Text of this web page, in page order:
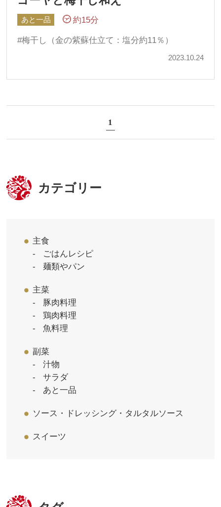
あと一品 約15分
梅干し（金の紫蘇仕立て：塩分約11％）
2023.10.24
1
カテゴリー
主食
ごはんレシピ
麺類やパン
主菜
豚肉料理
鶏肉料理
魚料理
副菜
汁物
サラダ
あと一品
ソース・ドレッシング・タルタルソース
スイーツ